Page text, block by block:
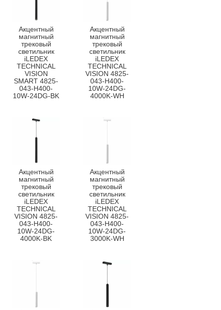
Акцентный
магнитный
трековый
светильник
iLEDEX
TECHNICAL
VISION
SMART 4825-
043-H400-
10W-24DG-BK
Акцентный
магнитный
трековый
светильник
iLEDEX
TECHNICAL
VISION 4825-
043-H400-
10W-24DG-
4000K-WH
Акцентный
магнитный
трековый
светильник
iLEDEX
TECHNICAL
VISION 4825-
043-H400-
10W-24DG-
4000K-BK
Акцентный
магнитный
трековый
светильник
iLEDEX
TECHNICAL
VISION 4825-
043-H400-
10W-24DG-
3000K-WH